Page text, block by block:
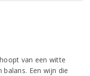
van een witte
Een wijn die